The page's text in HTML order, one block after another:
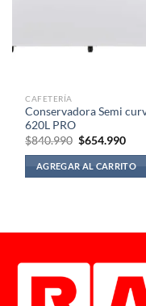
CAFETERÍA
Conservadora Semi
620L PRO
$840.990 El
original
era:
$840.990.
$654.990El
es:
AGREGAR AL CARRITO